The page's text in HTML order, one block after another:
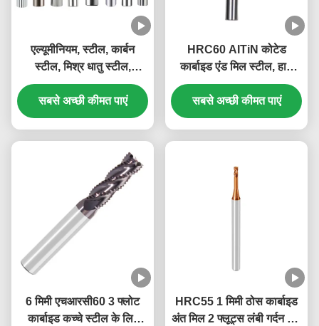
एल्यूमीनियम, स्टील, कार्बन
स्टील, मिश्र धातु स्टील,
स्टेनलेस स्टील, कास्ट आयरन के
लिए वुल्फ़्रम कार्बाइड एंड मिल
सबसे अच्छी कीमत पाएं
HRC60 AITiN कोटेड
कार्बाइड एंड मिल स्टील, हार्ड
स्टील, आयरन कार्बाइड कॉर्नर
रेडियस मिल कटर के लिए
सबसे अच्छी कीमत पाएं
6 मिमी एचआरसी60 3 फ्लोट
कार्बाइड कच्चे स्टील के लिए
HRC55 1 मिमी ठोस कार्बाइड
अंत मिल 2 फ्लूट्स लंबी गर्दन लघु